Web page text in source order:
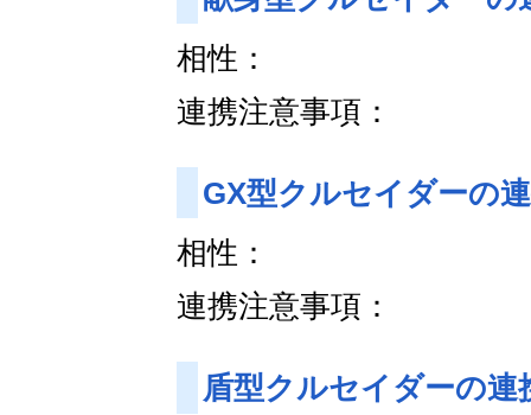
相性：
連携注意事項：
GX型クルセイダーの
相性：
連携注意事項：
盾型クルセイダーの連